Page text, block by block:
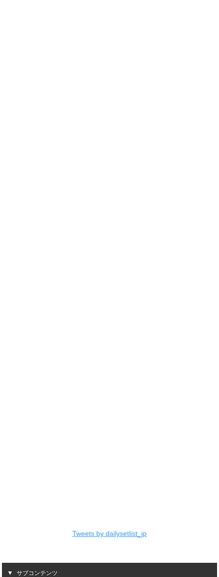
Tweets by dailysetlist_jp
サブコンテンツ